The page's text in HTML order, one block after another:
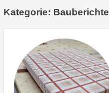
Kategorie: Bauberichte